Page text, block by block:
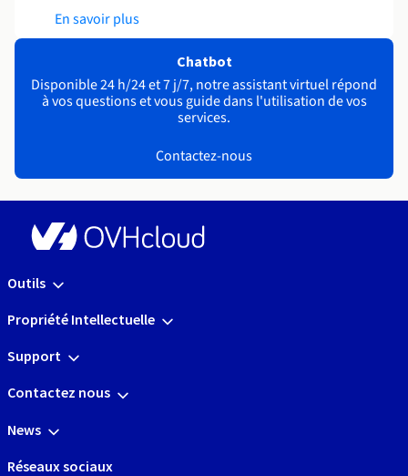
En savoir plus
Chatbot
Disponible 24 h/24 et 7 j/7, notre assistant virtuel répond
à vos questions et vous guide dans l'utilisation de vos
services.
Contactez-nous
Outils
Propriété Intellectuelle
Support
Contactez nous
News
Réseaux sociaux